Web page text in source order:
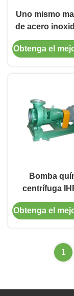
Uno mismo
de acero
la bomba del
multi que
Obtenga el
Bomba
centrífuga
medios
Materiales
de vida
Obtenga el
1